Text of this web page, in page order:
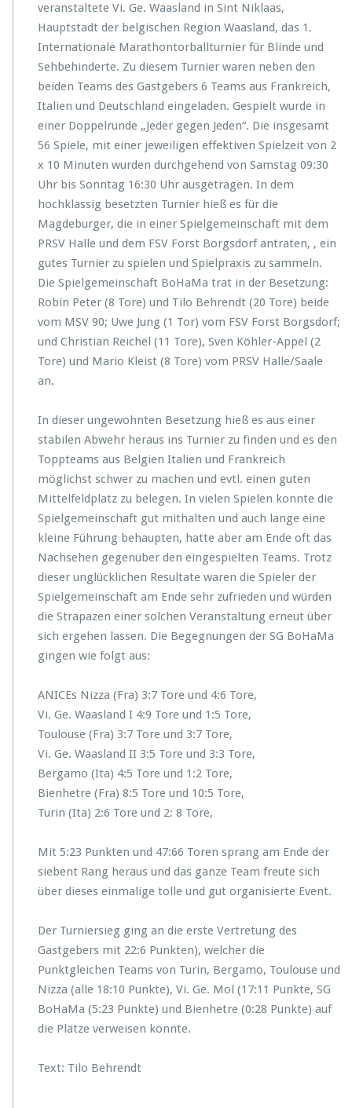
veranstaltete Vi. Ge. Waasland in Sint Niklaas,
Hauptstadt der belgischen Region Waasland, das 1.
Internationale Marathontorballturnier für Blinde und
Sehbehinderte. Zu diesem Turnier waren neben den
beiden Teams des Gastgebers 6 Teams aus Frankreich,
Italien und Deutschland eingeladen. Gespielt wurde in
einer Doppelrunde „Jeder gegen Jeden“. Die insgesamt
56 Spiele, mit einer jeweiligen effektiven Spielzeit von 2
x 10 Minuten wurden durchgehend von Samstag 09:30
Uhr bis Sonntag 16:30 Uhr ausgetragen. In dem
hochklassig besetzten Turnier hieß es für die
Magdeburger, die in einer Spielgemeinschaft mit dem
PRSV Halle und dem FSV Forst Borgsdorf antraten, , ein
gutes Turnier zu spielen und Spielpraxis zu sammeln.
Die Spielgemeinschaft BoHaMa trat in der Besetzung:
Robin Peter (8 Tore) und Tilo Behrendt (20 Tore) beide
vom MSV 90; Uwe Jung (1 Tor) vom FSV Forst Borgsdorf;
und Christian Reichel (11 Tore), Sven Köhler-Appel (2
Tore) und Mario Kleist (8 Tore) vom PRSV Halle/Saale
an.
In dieser ungewohnten Besetzung hieß es aus einer
stabilen Abwehr heraus ins Turnier zu finden und es den
Toppteams aus Belgien Italien und Frankreich
möglichst schwer zu machen und evtl. einen guten
Mittelfeldplatz zu belegen. In vielen Spielen konnte die
Spielgemeinschaft gut mithalten und auch lange eine
kleine Führung behaupten, hatte aber am Ende oft das
Nachsehen gegenüber den eingespielten Teams. Trotz
dieser unglücklichen Resultate waren die Spieler der
Spielgemeinschaft am Ende sehr zufrieden und würden
die Strapazen einer solchen Veranstaltung erneut über
sich ergehen lassen. Die Begegnungen der SG BoHaMa
gingen wie folgt aus:
ANICEs Nizza (Fra) 3:7 Tore und 4:6 Tore,
Vi. Ge. Waasland I 4:9 Tore und 1:5 Tore,
Toulouse (Fra) 3:7 Tore und 3:7 Tore,
Vi. Ge. Waasland II 3:5 Tore und 3:3 Tore,
Bergamo (Ita) 4:5 Tore und 1:2 Tore,
Bienhetre (Fra) 8:5 Tore und 10:5 Tore,
Turin (Ita) 2:6 Tore und 2: 8 Tore,
Mit 5:23 Punkten und 47:66 Toren sprang am Ende der
siebent Rang heraus und das ganze Team freute sich
über dieses einmalige tolle und gut organisierte Event.
Der Turniersieg ging an die erste Vertretung des
Gastgebers mit 22:6 Punkten), welcher die
Punktgleichen Teams von Turin, Bergamo, Toulouse und
Nizza (alle 18:10 Punkte), Vi. Ge. Mol (17:11 Punkte, SG
BoHaMa (5:23 Punkte) und Bienhetre (0:28 Punkte) auf
die Plätze verweisen konnte.
Text: Tilo Behrendt